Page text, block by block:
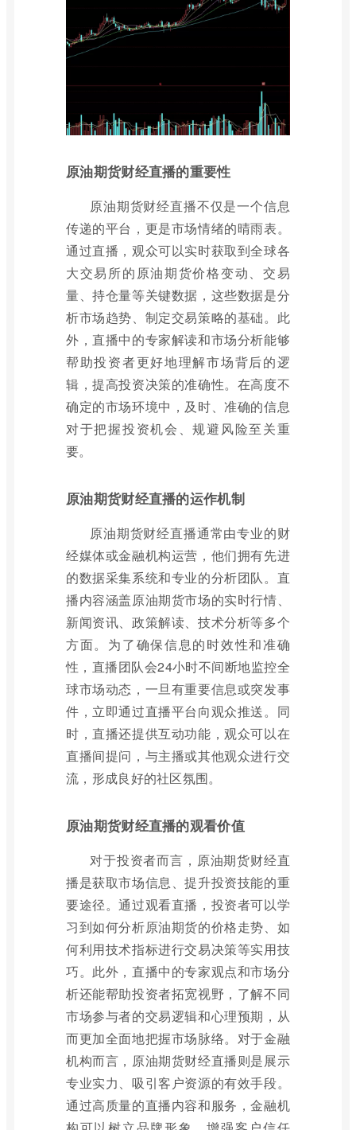
原油期货财经直播的重要性
原油期货财经直播不仅是一个信息
传递的平台，更是市场情绪的晴雨表。
通过直播，观众可以实时获取到全球各
大交易所的原油期货价格变动、交易
量、持仓量等关键数据，这些数据是分
析市场趋势、制定交易策略的基础。此
外，直播中的专家解读和市场分析能够
帮助投资者更好地理解市场背后的逻
辑，提高投资决策的准确性。在高度不
确定的市场环境中，及时、准确的信息
对于把握投资机会、规避风险至关重
要。
原油期货财经直播的运作机制
原油期货财经直播通常由专业的财
经媒体或金融机构运营，他们拥有先进
的数据采集系统和专业的分析团队。直
播内容涵盖原油期货市场的实时行情、
新闻资讯、政策解读、技术分析等多个
方面。为了确保信息的时效性和准确
性，直播团队会24小时不间断地监控全
球市场动态，一旦有重要信息或突发事
件，立即通过直播平台向观众推送。同
时，直播还提供互动功能，观众可以在
直播间提问，与主播或其他观众进行交
流，形成良好的社区氛围。
原油期货财经直播的观看价值
对于投资者而言，原油期货财经直
播是获取市场信息、提升投资技能的重
要途径。通过观看直播，投资者可以学
习到如何分析原油期货的价格走势、如
何利用技术指标进行交易决策等实用技
巧。此外，直播中的专家观点和市场分
析还能帮助投资者拓宽视野，了解不同
市场参与者的交易逻辑和心理预期，从
而更加全面地把握市场脉络。对于金融
机构而言，原油期货财经直播则是展示
专业实力、吸引客户资源的有效手段。
通过高质量的直播内容和服务，金融机